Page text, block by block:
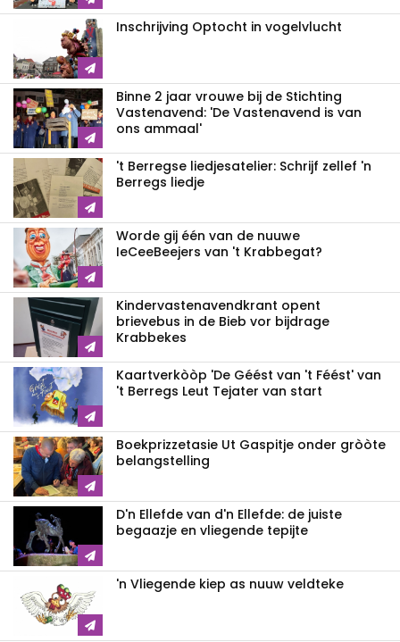
Inschrijving Optocht in vogelvlucht
Binne 2 jaar vrouwe bij de Stichting
Vastenavend: 'De Vastenavend is van
ons ammaal'
't Berregse liedjesatelier: Schrijf zellef 'n
Berregs liedje
Worde gij één van de nuuwe
IeCeeBeejers van 't Krabbegat?
Kindervastenavendkrant opent
brievebus in de Bieb vor bijdrage
Krabbekes
Kaartverkòòp 'De Géést van 't Féést' van
't Berregs Leut Tejater van start
Boekprizzetasie Ut Gaspitje onder gròòte
belangstelling
D'n Ellefde van d'n Ellefde: de juiste
begaazje en vliegende tepijte
'n Vliegende kiep as nuuw veldteke